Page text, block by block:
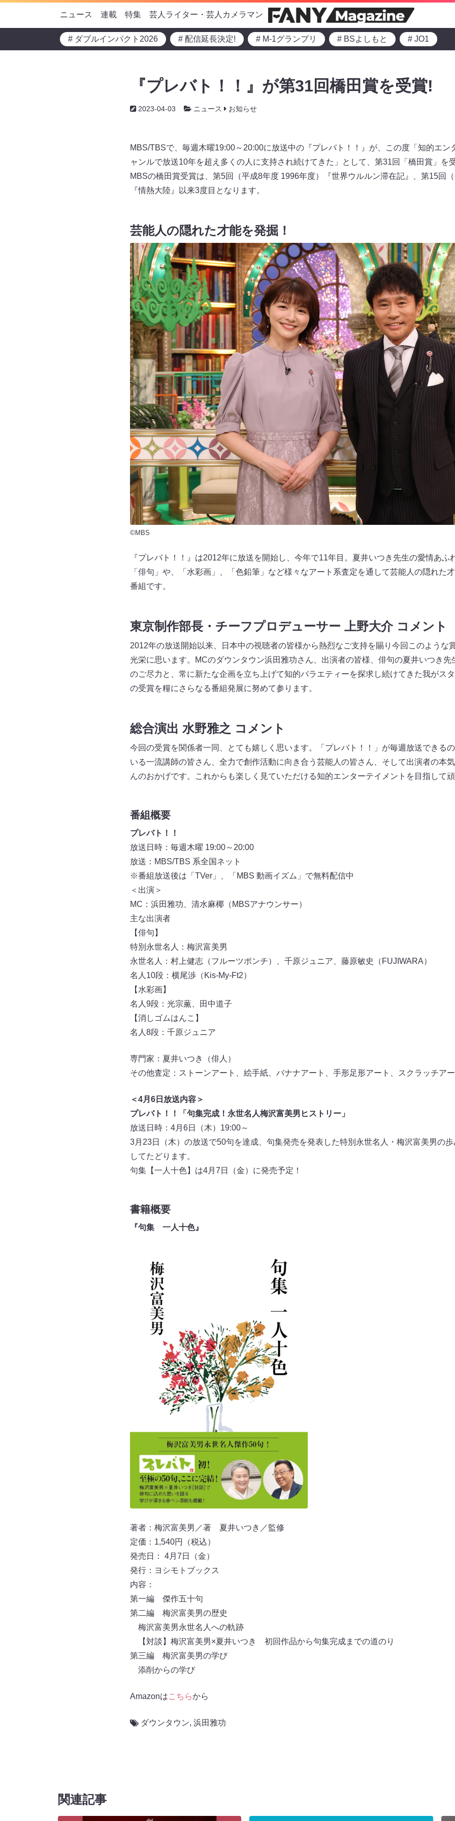
ニュース 連載 特集 芸人ライター・芸人カメラマン
# ダブルインパクト2026 # 配信延長決定! # M-1グランプリ # BSよしもと # JO1
『プレバト！！』が第31回橋田賞を受賞!
2023-04-03 ニュース お知らせ
MBS/TBSで、毎週木曜19:00～20:00に放送中の『プレバト！！』が、この度「知的エン
ャンルで放送10年を超え多くの人に支持され続けてきた」として、第31回「橋田賞」を
MBSの橋田賞受賞は、第5回（平成8年度 1996年度）『世界ウルルン滞在記』、第15回
『情熱大陸』以来3度目となります。
芸能人の隠れた才能を発掘！
©MBS
『プレバト！！』は2012年に放送を開始し、今年で11年目。夏井いつき先生の愛情あふ
「俳句」や、「水彩画」、「色鉛筆」など様々なアート系査定を通して芸能人の隠れた
番組です。
東京制作部長・チーフプロデューサー 上野大介 コメント
2012年の放送開始以来、日本中の視聴者の皆様から熱烈なご支持を賜り今回このような
光栄に思います。MCのダウンタウン浜田雅功さん、出演者の皆様、俳句の夏井いつき先
のご尽力と、常に新たな企画を立ち上げて知的バラエティーを探求し続けてきた我がス
の受賞を糧にさらなる番組発展に努めて参ります。
総合演出 水野雅之 コメント
今回の受賞を関係者一同、とても嬉しく思います。「プレバト！！」が毎週放送できる
いる一流講師の皆さん、全力で創作活動に向き合う芸能人の皆さん、そして出演者の本
んのおかげです。これからも楽しく見ていただける知的エンターテイメントを目指して
番組概要
プレバト！！
放送日時：毎週木曜 19:00～20:00
放送：MBS/TBS 系全国ネット
※番組放送後は「TVer」、「MBS 動画イズム」で無料配信中
＜出演＞
MC：浜田雅功、清水麻椰（MBSアナウンサー）
主な出演者
【俳句】
特別永世名人：梅沢富美男
永世名人：村上健志（フルーツポンチ）、千原ジュニア、藤原敏史（FUJIWARA）
名人10段：横尾渉（Kis-My-Ft2）
【水彩画】
名人9段：光宗薫、田中道子
【消しゴムはんこ】
名人8段：千原ジュニア
専門家：夏井いつき（俳人）
その他査定：ストーンアート、絵手紙、バナナアート、手形足形アート、スクラッチア
＜4月6日放送内容＞
プレバト！！「句集完成！永世名人梅沢富美男ヒストリー」
放送日時：4月6日（木）19:00～
3月23日（木）の放送で50句を達成、句集発売を発表した特別永世名人・梅沢富美男の
してたどります。
句集【一人十色】は4月7日（金）に発売予定！
書籍概要
『句集 一人十色』
著者：梅沢富美男／著 夏井いつき／監修
定価：1,540円（税込）
発売日： 4月7日（金）
発行：ヨシモトブックス
内容：
第一編 傑作五十句
第二編 梅沢富美男の歴史
梅沢富美男永世名人への軌跡
【対談】梅沢富美男×夏井いつき 初回作品から句集完成までの道のり
第三編 梅沢富美男の学び
添削からの学び
Amazonはこちらから
ダウンタウン, 浜田雅功
関連記事